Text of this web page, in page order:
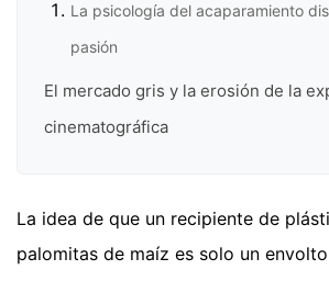
La psicología del acaparamiento
pasión
El mercado gris y la erosión de la
cinematográfica
La idea de que un recipiente de
palomitas de maíz es solo un